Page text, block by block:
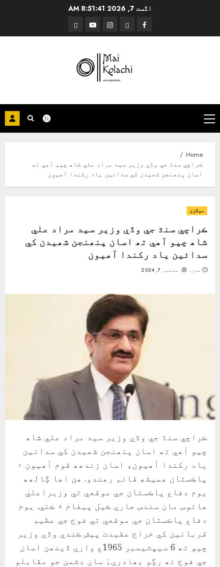
اگست 7, 2026 8:51:42 AM
Facebook
Instagram
YouTube
Threads
Primary
Menu
Home
ڪراچي سنڌ جي وڏي وزير سيد مراد علي شاھ چيو آھي تھ
اسان پنھنجن شھيدن کي سدائين ياد رکندا آھيون
ميگزن
ڪراچي سنڌ جي وڏي وزير سيد مراد علي
شاھ چيو آھي تھ اسان پنھنجن شھيدن کي
سدائين ياد رکندا آھيون
سدرہ ستمبر 7, 2024
ڪراچي سنڌ جي وڏي وزير سيد مراد علي شاھ
چيو آھي تھ اسان پنھنجن شھيدن کي سدائين
ياد رکندا آھيون، اسان زندھھ قوم آھيون ۽
پاڪستان ھميشھ قائم رھندو. ھن اھا ڳالھھ
يوم دفاع پاڪستان جي موقعي تي وزيراعليٰ
ھائوس مان سندس جاري ڪيل پيغام ۾ ڪئي. يوم
دفاع پاڪستان جي موقعي تي فوج جي عظيم
قربانين کي خراج عقيدت پيش ڪندي وڏي وزير
چيو تھ 6 سيپٽيمبر 1965ع واري ڏينھن اسان
جي فوج نھ رڳو بھادريءَ سان دشمن جو مقابلو